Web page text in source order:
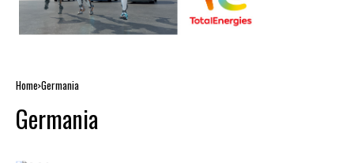
Home Germania
Germania